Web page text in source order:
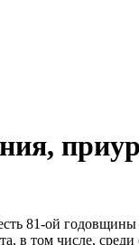
81-ой
том числе, среди